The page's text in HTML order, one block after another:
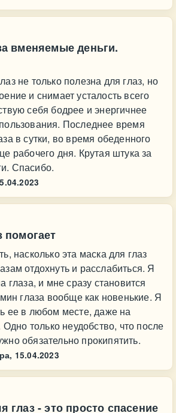
вменяемые деньги.
не только полезна для глаз, но
и снимает усталость всего
себя бодрее и энергичнее
Последнее время
в сутки, во время обеденного
рабочего дня. Крутая штука за
Спасибо.
помогает
насколько эта маска для глаз
отдохнуть и расслабиться. Я
глаза, и мне сразу становится
глаза вообще как новенькие. Я
ее в любом месте, даже на
Одно только неудобство, что после
обязательно прокипятить.
15.04.2023
глаз - это просто спасение